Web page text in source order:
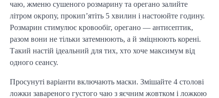
чаю, жменю сушеного розмарину та орегано залийте
літром окропу, прокип’ятіть 5 хвилин і настоюйте годину.
Розмарин стимулює кровообіг, орегано — антисептик,
разом вони не тільки затемнюють, а й зміцнюють корені.
Такий настій ідеальний для тих, хто хоче максимум від
одного сеансу.
Просунуті варіанти включають маски. Змішайте 4 столові
ложки завареного густого чаю з яєчним жовтком і ложкою